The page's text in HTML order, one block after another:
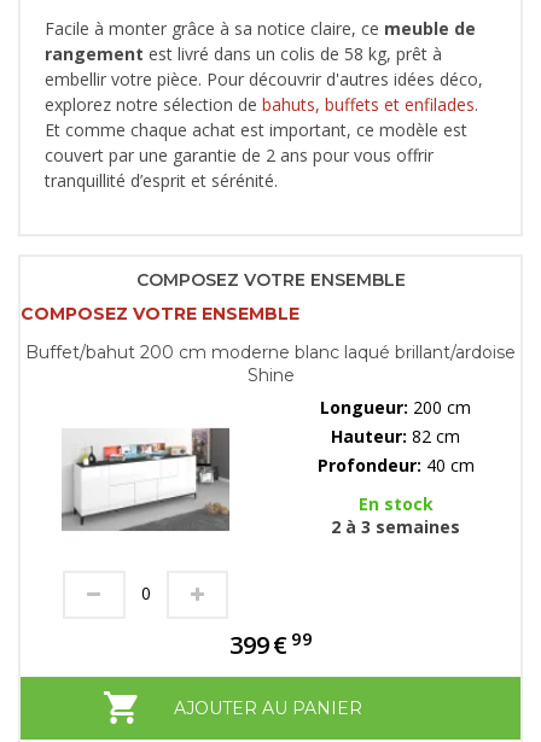
Facile à monter grâce à sa notice claire, ce meuble de
rangement est livré dans un colis de 58 kg, prêt à
embellir votre pièce. Pour découvrir d'autres idées déco,
explorez notre sélection de bahuts, buffets et enfilades.
Et comme chaque achat est important, ce modèle est
couvert par une garantie de 2 ans pour vous offrir
tranquillité d’esprit et sérénité.
COMPOSEZ VOTRE ENSEMBLE
COMPOSEZ VOTRE ENSEMBLE
Buffet/bahut 200 cm moderne blanc laqué brillant/ardoise
Shine
Longueur: 200 cm
Hauteur: 82 cm
Profondeur: 40 cm
En stock
2 à 3 semaines
399€ 99
AJOUTER AU PANIER